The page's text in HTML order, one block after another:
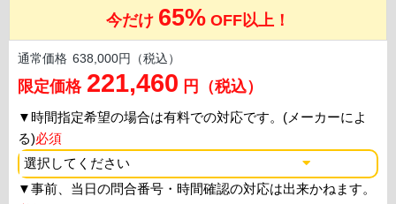
今だけ 65% OFF以上！
通常価格 638,000円（税込）
限定価格 221,460 円（税込）
▼時間指定希望の場合は有料での対応です。(メーカーによ
る)必須
▼事前、当日の問合番号・時間確認の対応は出来かねます。